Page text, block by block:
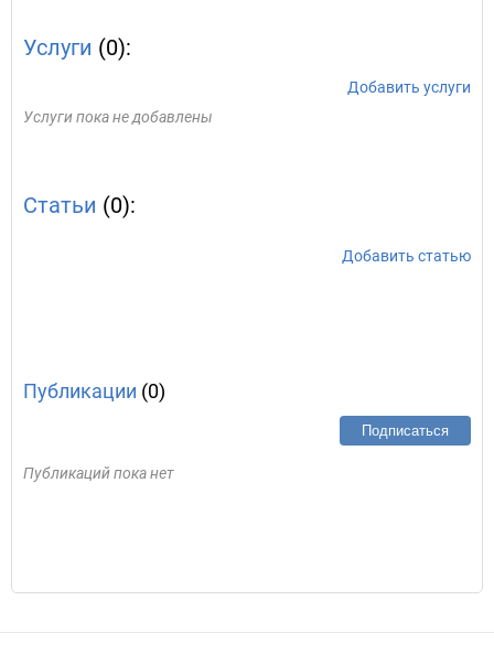
Услуги (0):
Добавить услуги
Услуги пока не добавлены
Статьи (0):
Добавить статью
Публикации (0)
Подписаться
Публикаций пока нет